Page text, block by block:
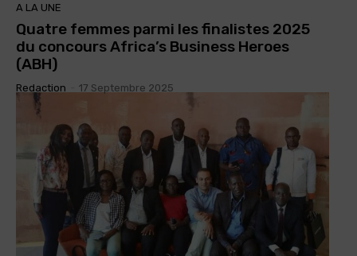
A LA UNE
Quatre femmes parmi les finalistes 2025
du concours Africa’s Business Heroes
(ABH)
Redaction 17 Septembre 2025